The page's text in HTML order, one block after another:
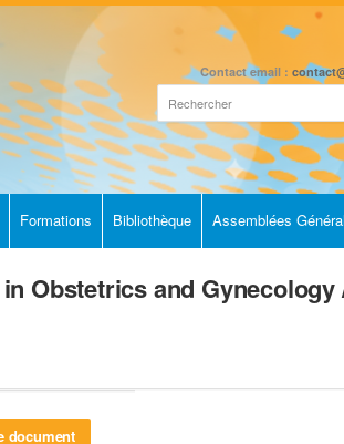
Contact email :
Formations Bibliothèque Assemblées
Obstetrics and Gynecology
document